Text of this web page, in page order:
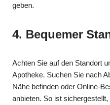
geben.
4. Bequemer
Achten Sie auf den Standort
Apotheke. Suchen Sie nach
Nähe befinden oder Online-
anbieten. So ist